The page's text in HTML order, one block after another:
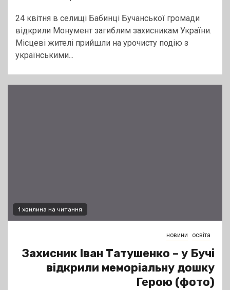
24 квітня в селищі Бабинці Бучанської громади
відкрили Монумент загиблим захисникам України.
Місцеві жителі прийшли на урочисту подію з
українськими...
1 хвилина на читання
новини освіта
Захисник Іван Татушенко – у Бучі
відкрили меморіальну дошку
Герою (фото)